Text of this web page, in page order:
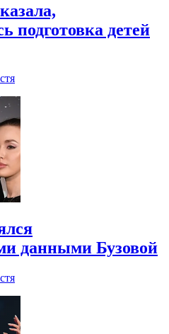
подготовка детей
данными Бузовой